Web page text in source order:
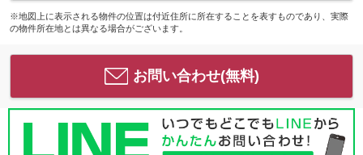
※地図上に表示される物件の位置は付近住所に所在することを表すものであり、実際
の物件所在地とは異なる場合がございます。
お問い合わせ(無料)